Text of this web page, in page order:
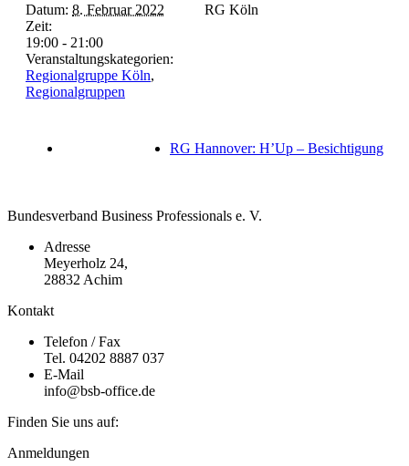
Datum: 8. Februar 2022
Zeit:
19:00 - 21:00
Veranstaltungskategorien:
Regionalgruppe Köln,
Regionalgruppen
RG Köln
RG Hannover: H’Up – Besichtigung
Bundesverband Business Professionals e. V.
Adresse
Meyerholz 24,
28832 Achim
Kontakt
Telefon / Fax
Tel. 04202 8887 037
E-Mail
info@bsb-office.de
Finden Sie uns auf:
Facebook
Linkedin
Instagram
Anmeldungen